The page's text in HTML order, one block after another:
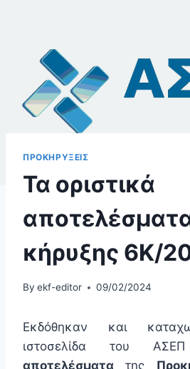
ΠΡΟΚΗΡΥΞΕΙΣ
Τα οριστικά
κήρυξης 6Κ/
By ekf-editor 09/02/2024
Eκδόθηκαν και
ιστοσελίδα του
αποτελέσματα της